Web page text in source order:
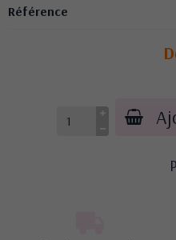
Référence